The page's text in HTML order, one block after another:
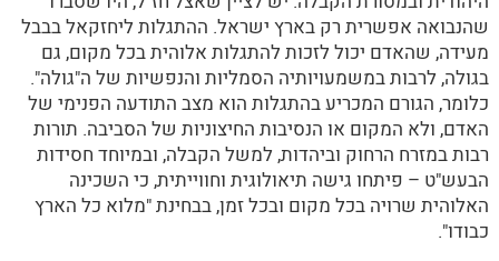
שהנבואה אפשרית רק בארץ ישראל. ההתגלות ליחזקאל בבבל
מעידה, שהאדם יכול לזכות להתגלות אלוהית בכל מקום, גם
בגולה, לרבות במשמעויותיה הסמליות והנפשיות של ה"גולה".
כלומר, הגורם המכריע בהתגלות הוא מצב התודעה הפנימי של
האדם, ולא המקום או הנסיבות החיצוניות של הסביבה. תורות
רבות במזרח הרחוק וביהדות, למשל הקבלה, ובמיוחד חסידות
הבעש"ט – פיתחו גישה תיאולוגית וחווייתית, כי השכינה
האלוהית שרויה בכל מקום ובכל זמן, בבחינת "מלוא כל הארץ
כבודו".